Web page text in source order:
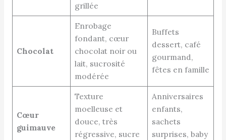
grillée
Chocolat
Enrobage
fondant, cœur
chocolat noir ou
lait, sucrosité
modérée
Buffets
dessert, café
gourmand,
fêtes en famille
Cœur
guimauve
Texture
moelleuse et
douce, très
régressive, sucre
Anniversaires
enfants,
sachets
surprises, baby